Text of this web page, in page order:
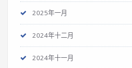
2025年一月
2024年十二月
2024年十一月